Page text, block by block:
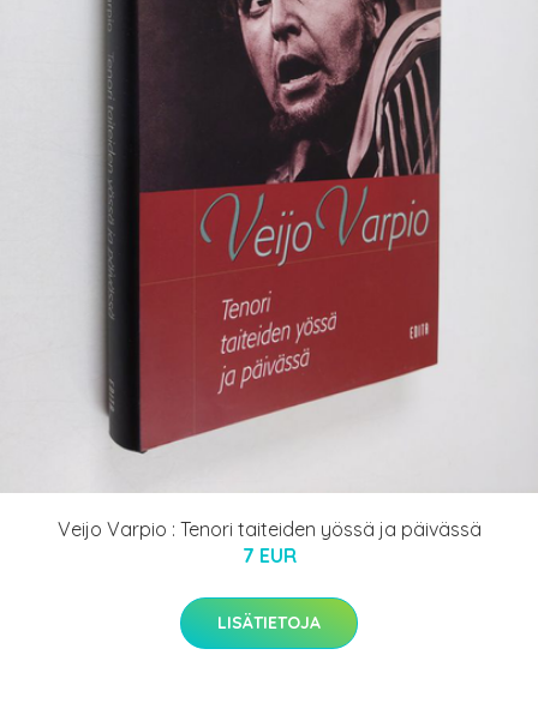
Veijo Varpio : Tenori taiteiden yössä ja päivässä
7 EUR
LISÄTIETOJA